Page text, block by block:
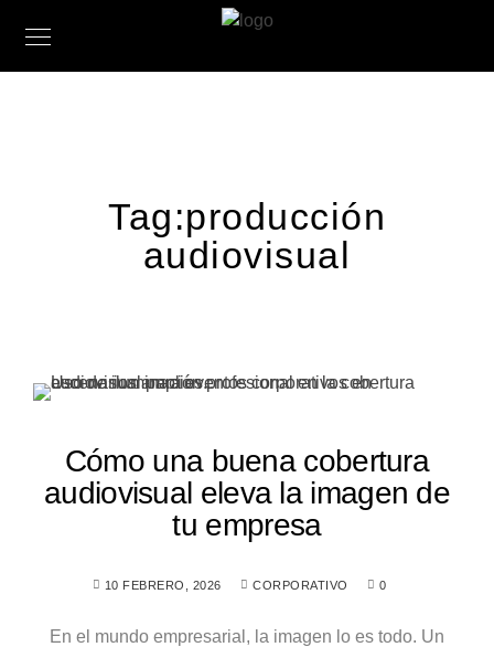
Tag:producción
audiovisual
Cómo una buena cobertura
audiovisual eleva la imagen de
tu empresa
10 FEBRERO, 2026 CORPORATIVO 0
En el mundo empresarial, la imagen lo es todo. Un